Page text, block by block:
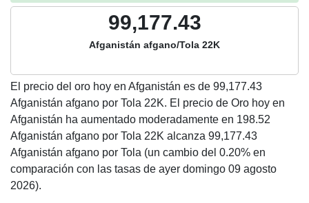
99,177.43
Afganistán afgano/Tola 22K
El precio del oro hoy en Afganistán es de 99,177.43
Afganistán afgano por Tola 22K. El precio de Oro hoy en
Afganistán ha aumentado moderadamente en 198.52
Afganistán afgano por Tola 22K alcanza 99,177.43
Afganistán afgano por Tola (un cambio del 0.20% en
comparación con las tasas de ayer domingo 09 agosto
2026).